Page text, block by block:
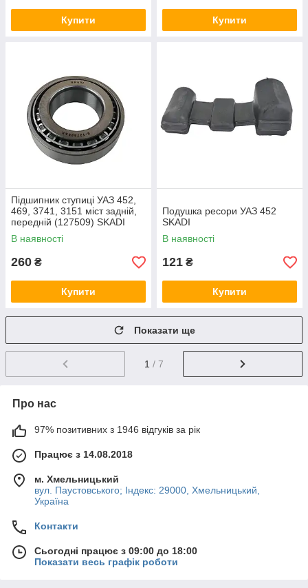
Купити Купити
Підшипник ступиці УАЗ 452,
469, 3741, 3151 міст задній,
передній (127509) SKADI
В наявності
260 ₴
Купити
Подушка ресори УАЗ 452
SKADI
В наявності
121 ₴
Купити
Показати ще
1 / 7
Про нас
97% позитивних з 1946 відгуків за рік
Працює з 14.08.2018
м. Хмельницький
вул. Паустовського; Індекс: 29000, Хмельницький,
Україна
Контакти
Сьогодні працює з 09:00 до 18:00
Показати весь графік роботи